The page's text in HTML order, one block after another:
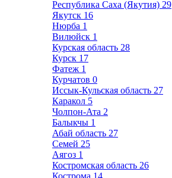
Республика Саха (Якутия) 29
Якутск 16
Нюрба 1
Вилюйск 1
Курская область 28
Курск 17
Фатеж 1
Курчатов 0
Иссык-Кульская область 27
Каракол 5
Чолпон-Ата 2
Балыкчы 1
Абай область 27
Семей 25
Аягоз 1
Костромская область 26
Кострома 14